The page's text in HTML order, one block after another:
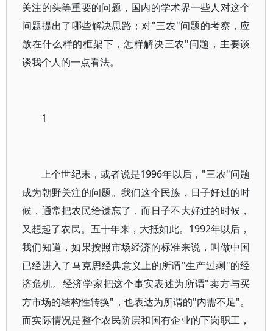
关注的头等重要的问题，国内的学术界一些人对这个
问题提出了哪些解决思路；对"三农"问题的考察，应
放在什么样的框架下，怎样解决三农"问题，主要谈
谈我个人的一点看法。
1
上个世纪末，或者说是1996年以后，"三农"问题
成为朝野关注的问题。我们这个民族，日子好过的时
候，通常把农民给遗忘了，而日子不大好过的时候，
又想起了农民。五十年来，大抵如此。1992年以后，
我们知道，如果按照市场经济的标准来说，叫做中国
已经进入了马克思经典意义上的所谓"生产过剩"的经
济危机。经济学家把这个事实表述为所谓"卖方与买
方市场的结构性转换"，也表达为所谓的"内需不足"。
而实际情况是整个农民阶层和国有企业的下岗职工，